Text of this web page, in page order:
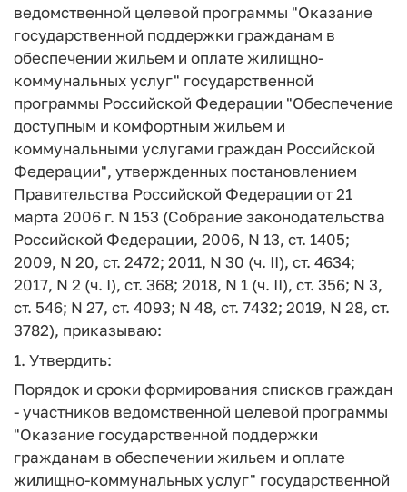
ведомственной целевой программы "Оказание
государственной поддержки гражданам в
обеспечении жильем и оплате жилищно-
коммунальных услуг" государственной
программы Российской Федерации "Обеспечение
доступным и комфортным жильем и
коммунальными услугами граждан Российской
Федерации", утвержденных постановлением
Правительства Российской Федерации от 21
марта 2006 г. N 153 (Собрание законодательства
Российской Федерации, 2006, N 13, ст. 1405;
2009, N 20, ст. 2472; 2011, N 30 (ч. II), ст. 4634;
2017, N 2 (ч. I), ст. 368; 2018, N 1 (ч. II), ст. 356; N 3,
ст. 546; N 27, ст. 4093; N 48, ст. 7432; 2019, N 28, ст.
3782), приказываю:
1. Утвердить:
Порядок и сроки формирования списков граждан
- участников ведомственной целевой программы
"Оказание государственной поддержки
гражданам в обеспечении жильем и оплате
жилищно-коммунальных услуг" государственной